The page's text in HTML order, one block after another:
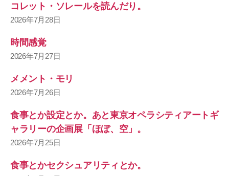
コレット・ソレールを読んだり。
2026年7月28日
時間感覚
2026年7月27日
メメント・モリ
2026年7月26日
食事とか設定とか。あと東京オペラシティアートギ
ャラリーの企画展「ほぼ、空」。
2026年7月25日
食事とかセクシュアリティとか。